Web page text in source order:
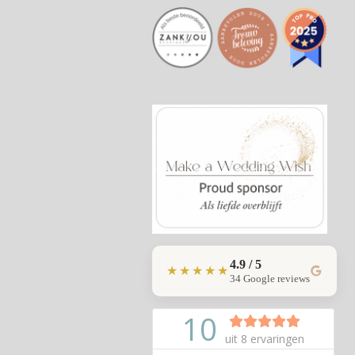
★★★★★4.9 / 5
34 Google reviews